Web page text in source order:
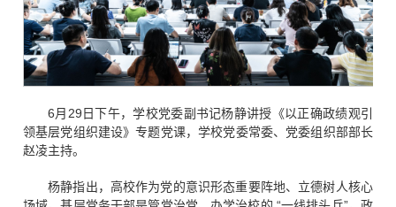
6月29日下午，学校党委副书记杨静讲授《以正确政绩观引
领基层党组织建设》专题党课，学校党委常委、党委组织部部长
赵凌主持。
杨静指出，高校作为党的意识形态重要阵地、立德树人核心